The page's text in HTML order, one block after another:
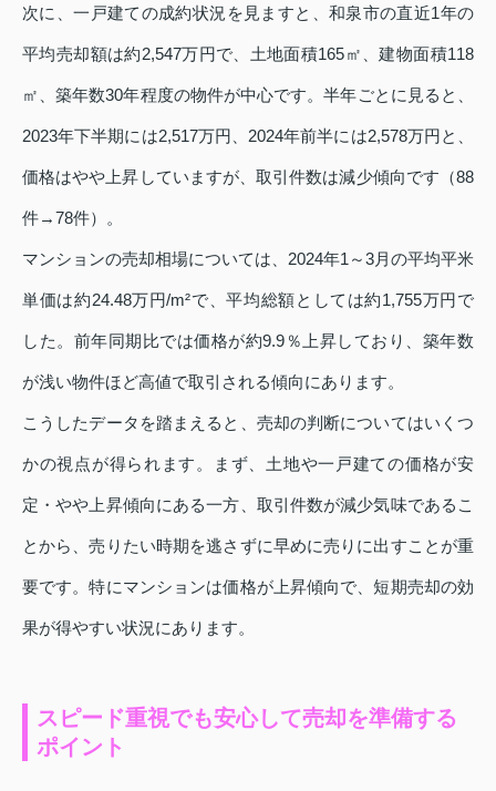
次に、一戸建ての成約状況を見ますと、和泉市の直近1年の
平均売却額は約2,547万円で、土地面積165㎡、建物面積118
㎡、築年数30年程度の物件が中心です。半年ごとに見ると、
2023年下半期には2,517万円、2024年前半には2,578万円と、
価格はやや上昇していますが、取引件数は減少傾向です（88
件→78件）。
マンションの売却相場については、2024年1～3月の平均平米
単価は約24.48万円/m²で、平均総額としては約1,755万円で
した。前年同期比では価格が約9.9％上昇しており、築年数
が浅い物件ほど高値で取引される傾向にあります。
こうしたデータを踏まえると、売却の判断についてはいくつ
かの視点が得られます。まず、土地や一戸建ての価格が安
定・やや上昇傾向にある一方、取引件数が減少気味であるこ
とから、売りたい時期を逃さずに早めに売りに出すことが重
要です。特にマンションは価格が上昇傾向で、短期売却の効
果が得やすい状況にあります。
スピード重視でも安心して売却を準備する
ポイント